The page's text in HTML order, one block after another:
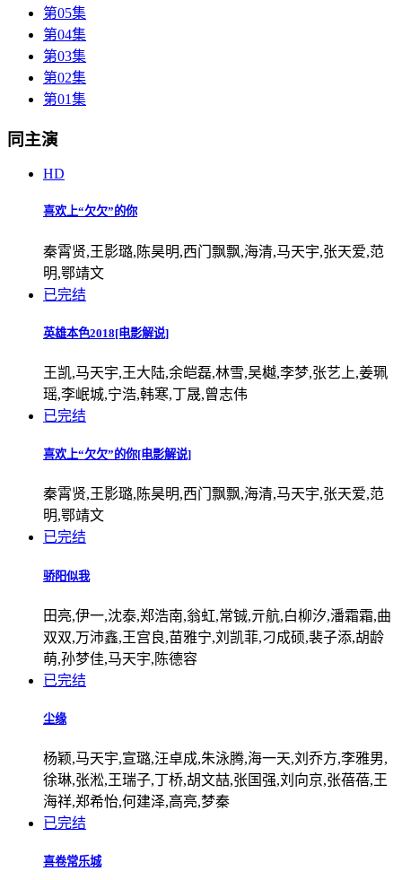
第05集
第04集
第03集
第02集
第01集
同主演
HD
喜欢上“欠欠”的你
秦霄贤,王影璐,陈昊明,西门飘飘,海清,马天宇,张天爱,范
明,鄂靖文
已完结
英雄本色2018[电影解说]
王凯,马天宇,王大陆,余皑磊,林雪,吴樾,李梦,张艺上,姜珮
瑶,李岷城,宁浩,韩寒,丁晟,曾志伟
已完结
喜欢上“欠欠”的你[电影解说]
秦霄贤,王影璐,陈昊明,西门飘飘,海清,马天宇,张天爱,范
明,鄂靖文
已完结
骄阳似我
田亮,伊一,沈泰,郑浩南,翁虹,常铖,亓航,白柳汐,潘霜霜,曲
双双,万沛鑫,王宫良,苗雅宁,刘凯菲,刁成硕,裴子添,胡龄
萌,孙梦佳,马天宇,陈德容
已完结
尘缘
杨颖,马天宇,宣璐,汪卓成,朱泳腾,海一天,刘乔方,李雅男,
徐琳,张淞,王瑞子,丁桥,胡文喆,张国强,刘向京,张蓓蓓,王
海祥,郑希怡,何建泽,高亮,梦秦
已完结
喜卷常乐城